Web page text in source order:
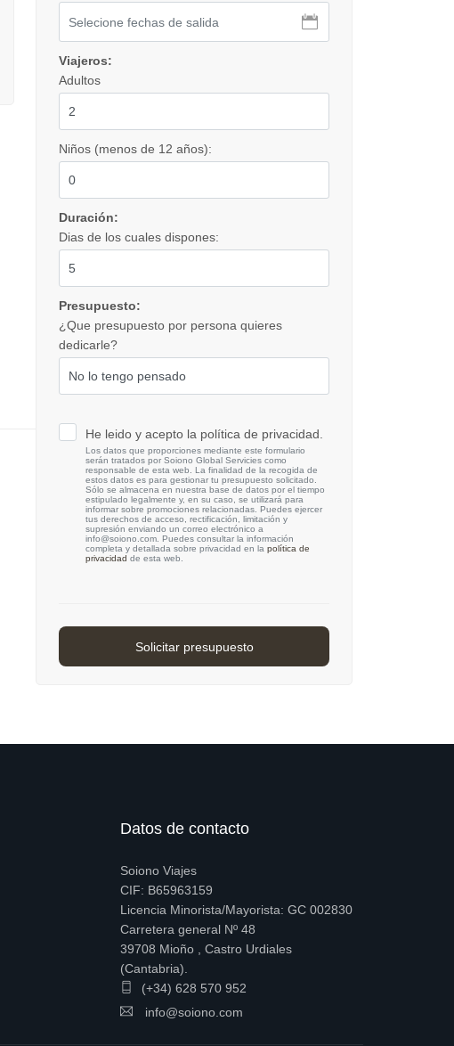
Viajeros:
Adultos
Niños (menos de 12 años):
Duración:
Dias de los cuales dispones:
Presupuesto:
¿Que presupuesto por persona quieres
dedicarle?
He leido y acepto la política de privacidad.
Los datos que proporciones mediante este formulario
serán tratados por Soiono Global Servicies como
responsable de esta web. La finalidad de la recogida de
estos datos es para gestionar tu presupuesto solicitado.
Sólo se almacena en nuestra base de datos por el tiempo
estipulado legalmente y, en su caso, se utilizará para
informar sobre promociones relacionadas. Puedes ejercer
tus derechos de acceso, rectificación, limitación y
supresión enviando un correo electrónico a
info@soiono.com. Puedes consultar la información
completa y detallada sobre privacidad en la política de
privacidad de esta web.
Datos de contacto
Soiono Viajes
CIF: B65963159
Licencia Minorista/Mayorista: GC 002830
Carretera general Nº 48
39708 Mioño , Castro Urdiales
(Cantabria).
(+34) 628 570 952
info@soiono.com